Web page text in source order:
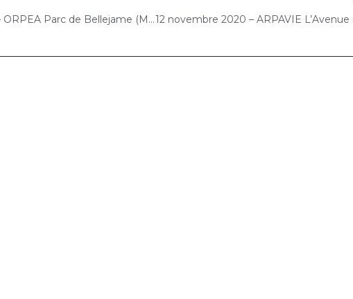
9 novembre 2020 – ORPEA Parc de Bellejame (Marcoussis) : Concert « Choco-Cello Solo »